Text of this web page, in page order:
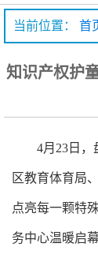
问答
六保”任务 | 公共
企业
察工作会暨十三届
区治理和东白沙
当前位置： 首
知识产权护
4月23日
区教育体育局
点亮每一颗特
务中心温暖启幕